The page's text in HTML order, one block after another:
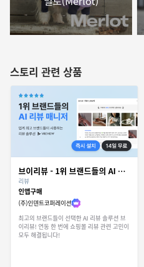
스토리 관련 상품
브이리뷰 - 1위 브랜드들의 AI 리뷰 매니저
리뷰
인앱구매
(주)인덴트코퍼레이션
최고의 브랜드들이 선택한 AI 리뷰 솔루션 브
이리뷰! 연동 한 번에 쇼핑몰 리뷰 관련 고민이
모두 해결됩니다!